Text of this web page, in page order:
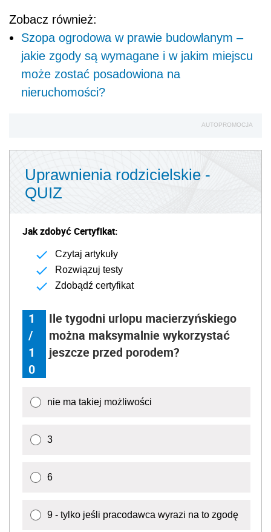
Zobacz również:
Szopa ogrodowa w prawie budowlanym –
jakie zgody są wymagane i w jakim miejscu
może zostać posadowiona na
nieruchomości?
AUTOPROMOCJA
Uprawnienia rodzicielskie -
QUIZ
Jak zdobyć Certyfikat:
Czytaj artykuły
Rozwiązuj testy
Zdobądź certyfikat
1
/
1
0
Ile tygodni urlopu macierzyńskiego
można maksymalnie wykorzystać
jeszcze przed porodem?
nie ma takiej możliwości
3
6
9 - tylko jeśli pracodawca wyrazi na to zgodę